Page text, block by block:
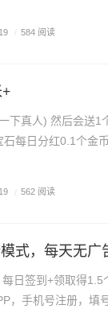
/ 584 阅读
下真人) 然后会送1
每日分红0.1个金币
/ 562 阅读
式，每天无广
日签到+领取得
，手机号注册，填